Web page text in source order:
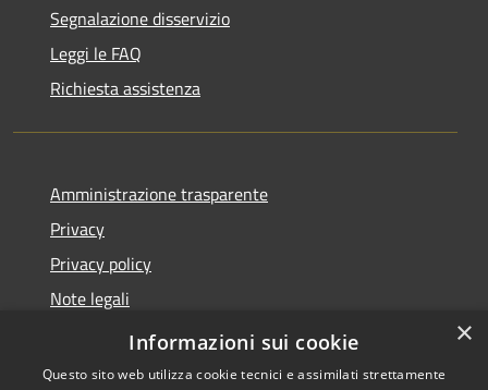
Segnalazione disservizio
Leggi le FAQ
Richiesta assistenza
Amministrazione trasparente
Privacy
Privacy policy
Note legali
Dichiarazione di accessibilità
×
Informazioni sui cookie
Questo sito web utilizza cookie tecnici e assimilati strettamente